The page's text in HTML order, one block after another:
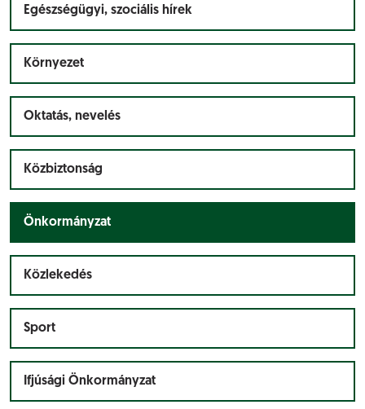
Egészségügyi, szociális hírek
Környezet
Oktatás, nevelés
Közbiztonság
Önkormányzat
Közlekedés
Sport
Ifjúsági Önkormányzat